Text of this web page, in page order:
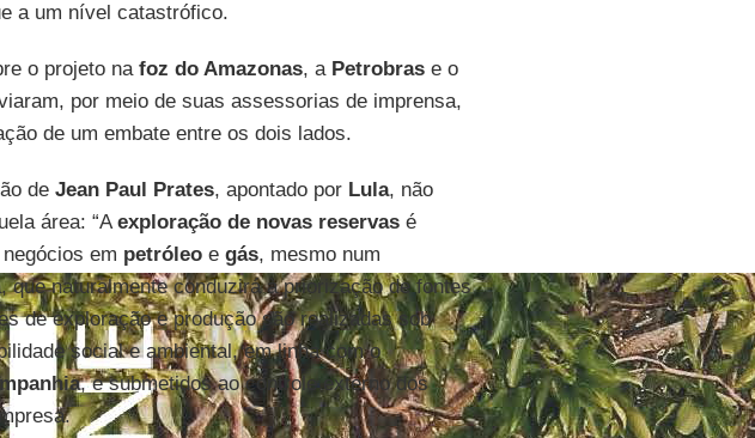
a um nível catastrófico.
o projeto nafoz do Amazonas, a Petrobrase o
por meio de suas assessorias de imprensa,
de um embate entre os dois lados.
deJean Paul Prates, apontado por Lula, não
área: “Aexploração de novas reservasé
em petróleoegás, mesmo num
que naturalmente conduzirá à priorização de fontes
de exploração e produção são realizadas sob
social e ambiental, em linha com o
, e submetidos ao controle externo dos